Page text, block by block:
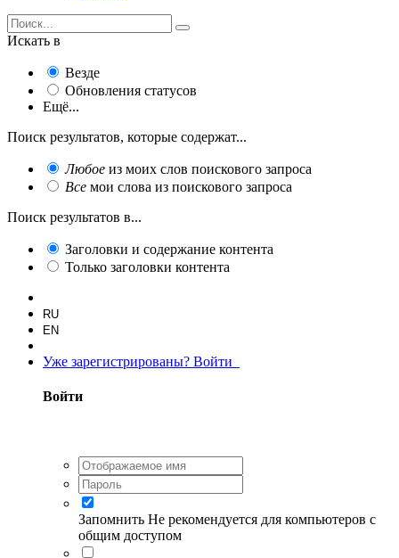
Искать в
Везде
Обновления статусов
Ещё...
Поиск результатов, которые содержат...
Любое из моих слов поискового запроса
Все мои слова из поискового запроса
Поиск результатов в...
Заголовки и содержание контента
Только заголовки контента
RU
EN
Уже зарегистрированы? Войти
Войти
Запомнить Не рекомендуется для компьютеров с
общим доступом